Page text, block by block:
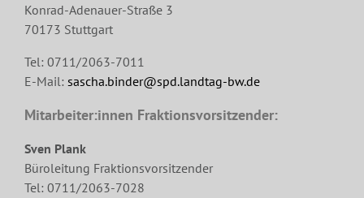
Konrad-Adenauer-Straße 3
70173 Stuttgart
Tel: 0711/2063-7011
E-Mail: sascha.binder@spd.landtag-bw.de
Mitarbeiter:innen Fraktionsvorsitzender:
Sven Plank
Büroleitung Fraktionsvorsitzender
Tel: 0711/2063-7028